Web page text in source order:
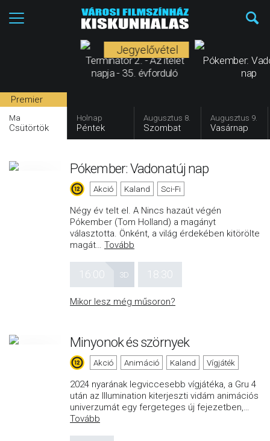
Terminátor 2. - Az ítélet
napja - 35. évforduló
Jegyelővétel
Pókember:
nap
Premier
Ma
Csütörtök
Holnap
Péntek
Augusztus 8.
Szombat
Augusztus 9.
Vasárnap
Pókember: Vadonatúj nap
Akció Kaland Sci-Fi
Négy év telt el. A Nincs hazaút végén
Pókember (Tom Holland) a magányt
választotta. Önként, a világ érdekében kitörölte
magát… Tovább
16:00 3D 18:30
Mikor lesz még műsoron?
Minyonok és szörnyek
Akció Animáció Kaland Vígjáték
2024 nyarának legviccesebb vígjátéka, a Gru 4
után az Illumination kiterjeszti vidám animációs
univerzumát egy fergeteges új fejezetben,…
Tovább